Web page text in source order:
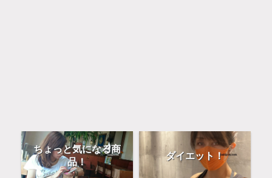
ちょっと気になる商
品！
ダイエット！